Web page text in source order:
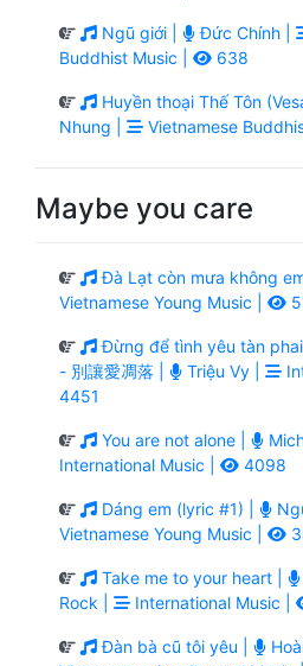
Ngũ giới | Đức Chính |
Buddhist Music |
638
Huyền thoại Thế Tôn
Nhung |
Vietnamese
Maybe you care
Đà Lạt còn mưa không
Vietnamese Young Music |
Đừng để tình yêu tàn
- 別讓愛凋落 |
Triệu Vy |
4451
You are not alone |
International Music |
4098
Dáng em (lyric #1) |
Vietnamese Young Music |
Take me to your heart |
Rock |
International Music |
Đàn bà cũ tôi yêu |